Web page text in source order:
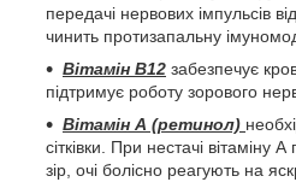
передачі нервових імпульсів від
чинить протизапальну
Вітамін В12 забезпечує
підтримує роботу зорового
Вітамін А (ретинол)
сітківки. При нестачі вітаміну
зір, очі болісно реагують на